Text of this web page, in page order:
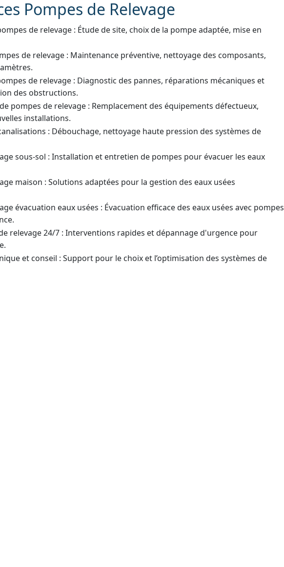
Pompes de Relevage
de relevage : Étude de site, choix de la pompe adaptée, mise en
de relevage : Maintenance préventive, nettoyage des composants,
de relevage : Diagnostic des pannes, réparations mécaniques et
des obstructions.
pompes de relevage : Remplacement des équipements défectueux,
installations.
: Débouchage, nettoyage haute pression des systèmes de
sous-sol : Installation et entretien de pompes pour évacuer les eaux
maison : Solutions adaptées pour la gestion des eaux usées
évacuation eaux usées : Évacuation efficace des eaux usées avec pompes
relevage 24/7 : Interventions rapides et dépannage d'urgence pour
et conseil : Support pour le choix et l’optimisation des systèmes de